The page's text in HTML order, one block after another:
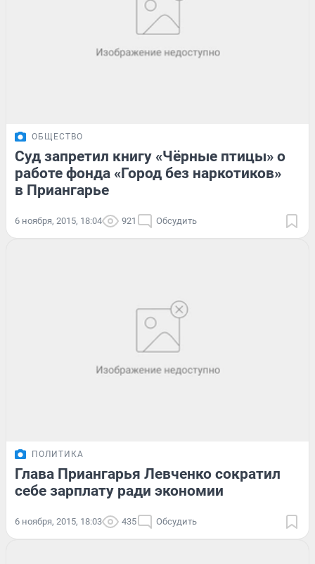
ОБЩЕСТВО
Суд запретил книгу «Чёрные птицы» о
работе фонда «Город без наркотиков»
в Приангарье
6 ноября, 2015, 18:04 921 Обсудить
ПОЛИТИКА
Глава Приангарья Левченко сократил
себе зарплату ради экономии
6 ноября, 2015, 18:03 435 Обсудить